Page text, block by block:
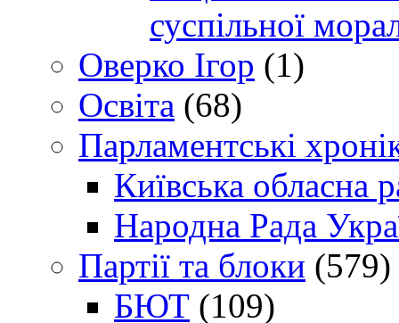
суспільної
Оверко Ігор (1)
Освіта (68)
Парламентські
Київська обласна
Народна Рада
Партії та блоки (579)
БЮТ (109)